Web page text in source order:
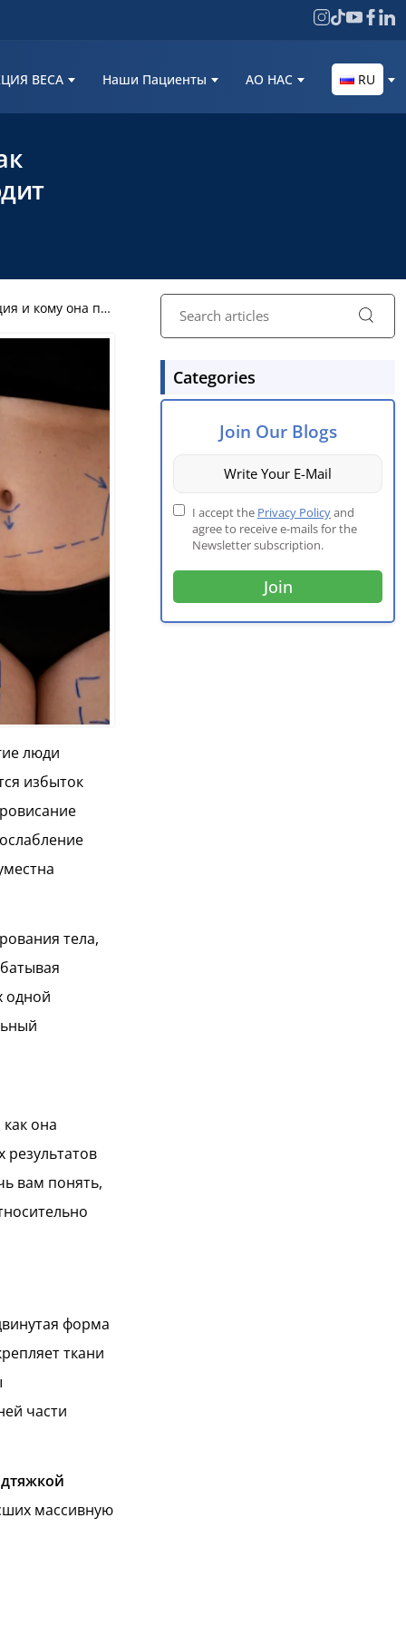
ВЕСА Наши Пациенты AО НАС RU
она подходит
люди
избыток
тела,
одной
она
результатов
вам понять,
форма
ткани
части
массивную
Categories
Join Our Blogs
I accept the Privacy Policyand
agree to receive e-mails for the
Newsletter subscription.